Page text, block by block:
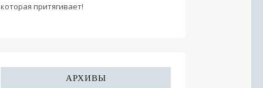
которая притягивает!
АРХИВЫ